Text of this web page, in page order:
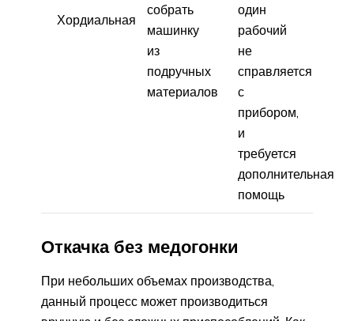
Хордиальная
собрать
машинку
из
подручных
материалов
один
рабочий
не
справляется
с
прибором,
и
требуется
дополнительная
помощь
Откачка без медогонки
При небольших объемах производства,
данный процесс может производиться